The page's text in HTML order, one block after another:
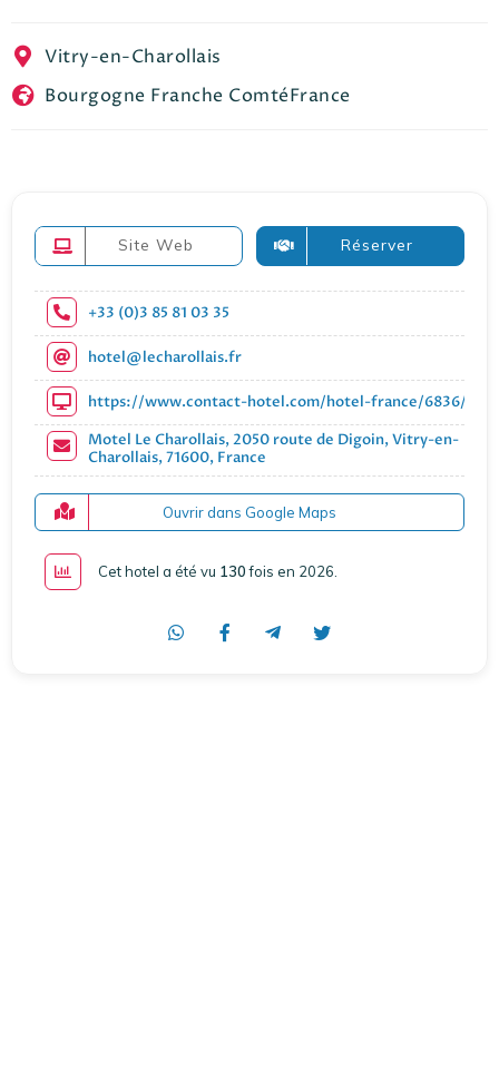
Vitry-en-Charollais
Bourgogne Franche ComtéFrance
Site Web Réserver
+33 (0)3 85 81 03 35
hotel@lecharollais.fr
https://www.contact-hotel.com/hotel-france/6836/
Motel Le Charollais, 2050 route de Digoin, Vitry-en-
Charollais, 71600, France
Ouvrir dans Google Maps
Cet hotel a été vu 130fois en 2026